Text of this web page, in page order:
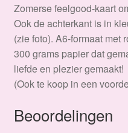
Zomerse feelgood-kaart
Ook de achterkant is in
(zie foto). A6-formaat met
300 grams papier dat
liefde en plezier gemaakt!
(Ook te koop in een
Beoordelingen